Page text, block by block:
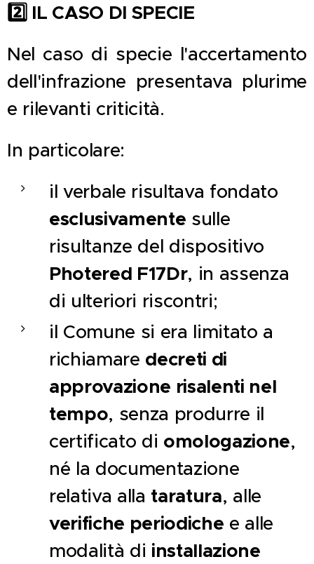
2️ IL CASO DI SPECIE
Nel caso di specie l'accertamento
dell'infrazione presentava plurime
e rilevanti criticità.
In particolare:
il verbale risultava fondato
esclusivamente sulle
risultanze del dispositivo
Photered F17Dr, in assenza
di ulteriori riscontri;
il Comune si era limitato a
richiamare decreti di
approvazione risalenti nel
tempo, senza produrre il
certificato di omologazione,
né la documentazione
relativa alla taratura, alle
verifiche periodiche e alle
modalità di installazione